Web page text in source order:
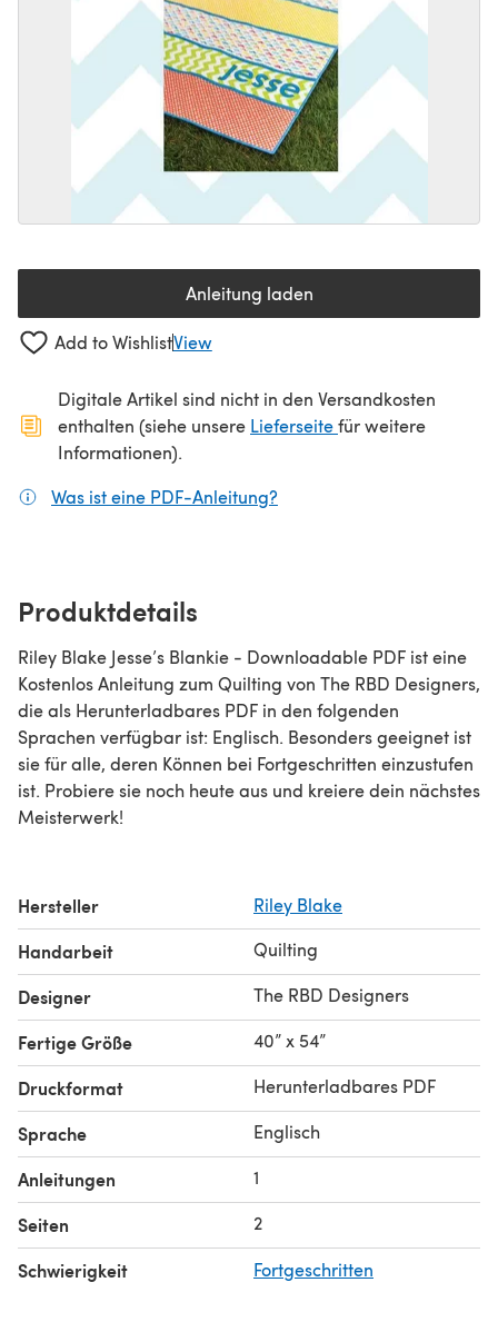
Anleitung laden(öffnet sich in einem neuen
Add to WishlistView
Digitale Artikel sind nicht in den Versandkosten
enthalten (siehe unsere Lieferseite(öffnet sich in
für weitere
Informationen).
Was ist eine PDF-Anleitung?
Produktdetails
Riley Blake Jesse’s Blankie - Downloadable PDF ist eine
Kostenlos Anleitung zum Quilting von The RBD Designers,
die als Herunterladbares PDF in den folgenden
Sprachen verfügbar ist: Englisch. Besonders geeignet ist
sie für alle, deren Können bei Fortgeschritten einzustufen
ist. Probiere sie noch heute aus und kreiere dein nächstes
Meisterwerk!
Hersteller Riley Blake
Handarbeit Quilting
Designer The RBD Designers
Fertige Größe 40” x 54”
Druckformat Herunterladbares PDF
Sprache Englisch
Anleitungen 1
Seiten 2
Schwierigkeit Fortgeschritten